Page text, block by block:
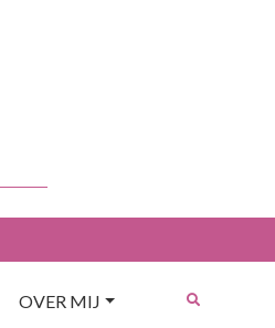
OVER MIJ